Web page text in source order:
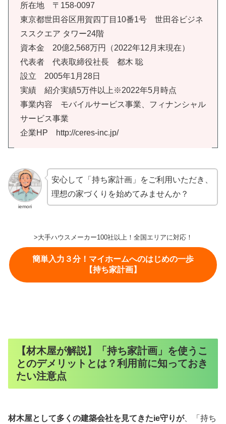
所在地 〒158-0097
東京都世田谷区用賀四丁目10番1号 世田谷ビジネ
ススクエア タワー24階
資本金 20億2,568万円（2022年12月末現在）
代表者 代表取締役社長 都木 聡
設立 2005年1月28日
実績 紹介実績5万件以上※2022年5月時点
事業内容 モバイルサービス事業、フィナンシャル
サービス事業
企業HP http://ceres-inc.jp/
iemori
安心して「持ち家計画」をご利用いただき、
理想の家づくりを始めてみませんか？
>大手ハウスメーカー100社以上！全国エリアに対応！
簡単入力３分！マイホームへのはじめの一歩
【持ち家計画】
【材木屋が解説】「持ち家計画」を使うこ
とのデメリットとは？利用前に知っておき
たい注意点
材木屋として多くの建築会社を見てきたie守りが、「持ち